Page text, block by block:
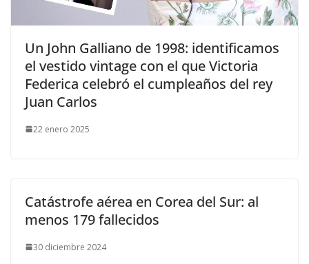
​Un John Galliano de 1998: identificamos
el vestido vintage con el que Victoria
Federica celebró el cumpleaños del rey
Juan Carlos
22 enero 2025
Catástrofe aérea en Corea del Sur: al
menos 179 fallecidos
30 diciembre 2024